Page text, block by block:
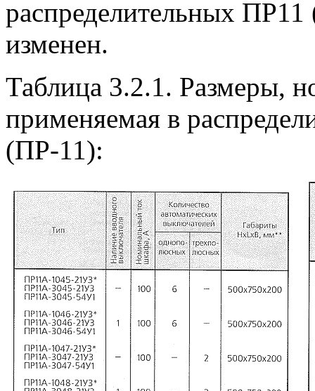
распределительных
изменен.
Таблица 3.2.1. Размеры,
применяемая в
(ПР-11):